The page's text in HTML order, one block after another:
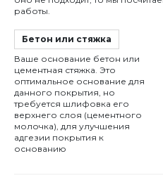
работы.
Бетон или стяжка
Ваше основание бетон или
цементная стяжка. Это
оптимальное основание для
данного покрытия, но
требуется шлифовка его
верхнего слоя (цементного
молочка), для улучшения
адгезии покрытия к
основанию